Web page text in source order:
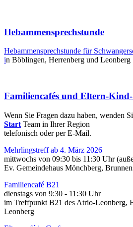
Hebammensprechstunde
Hebammensprechstunde für
in Böblingen, Herrenberg und Leonberg
Familiencafés und Eltern-
Wenn Sie Fragen dazu haben, wenden
Start Team in Ihrer Region
telefonisch oder per E-Mail.
Mehrlingstreff ab 4. März 2026
mittwochs von 09:30 bis 11:30 Uhr
Ev. Gemeindehaus Mönchberg,
Familiencafé B21
dienstags von 9:30 - 11:30 Uhr
im Treffpunkt B21 des Atrio-Leonberg,
Leonberg